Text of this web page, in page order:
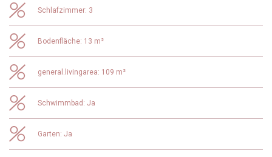
Schlafzimmer: 3
Bodenfläche: 13 m²
general.livingarea: 109 m²
Schwimmbad: Ja
Garten: Ja